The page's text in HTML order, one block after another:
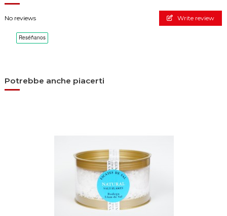
No reviews Write review
Potrebbe anche piacerti